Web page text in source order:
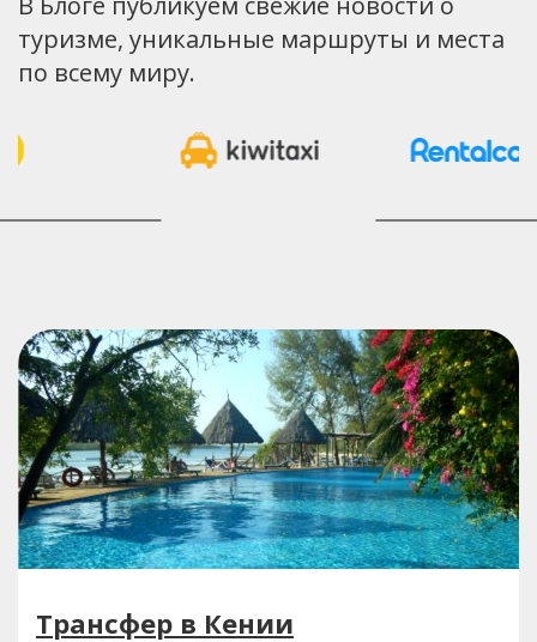
туризме, уникальные маршруты и места
по всему миру.
Трансфер в Кении